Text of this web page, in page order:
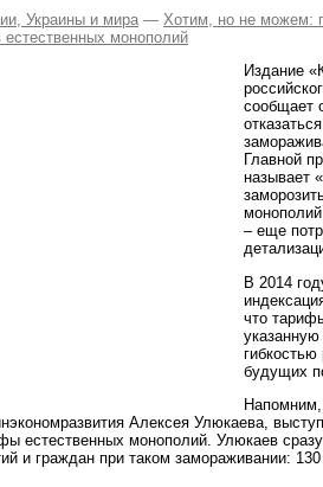
Украины и мира — Хотим, но не можем:
монополий
Издание
сообщает
Главной
называет
– еще
В 2014
что
будущих
Алексея Улюкаева,
естественных монополий. Улюкаев
и граждан при таком замораживании: